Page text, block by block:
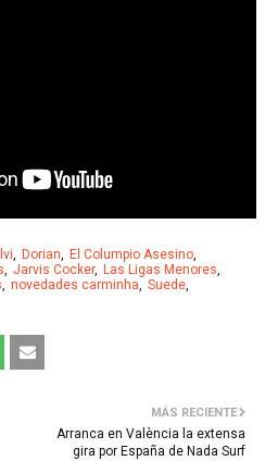
Dorian
El Columpio Asesino
Jarvis Cocker
Las Ligas Menores
novedades carminha
Suede
MÁS RECIENTE
Arranca en València la extensa
gira por España de Nada Surf